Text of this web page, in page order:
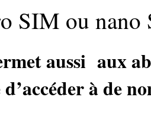
SIM ou nano
aussi aux
à de